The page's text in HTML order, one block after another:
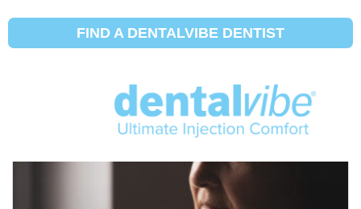
FIND A DENTALVIBE DENTIST
DentalVibe 患者博客